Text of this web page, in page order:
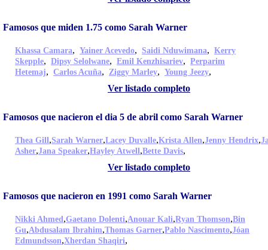
Famosos que miden 1.75 como Sarah Warner
Khassa Camara, Yainer Acevedo, Saidi Nduwimana, Kerry
Skepple, Dipsy Selolwane, Emil Kenzhisariev, Perparim
Hetemaj, Carlos Acuña, Ziggy Marley, Young Jeezy,
Ver listado completo
Famosos que nacieron el dia 5 de abril como Sarah Warner
Thea Gill,Sarah Warner,Lacey Duvalle,Krista Allen,Jenny Hendrix,
Asher,Jana Speaker,Hayley Atwell,Bette Davis,
Ver listado completo
Famosos que nacieron en 1991 como Sarah Warner
Nikki Ahmed,Gaetano Dolenti,Anouar Kali,Ryan Thomson,Bin
Gu,Abdusalam Ibrahim,Thomas Garner,Pablo Nascimento,Jóan
Edmundsson,Xherdan Shaqiri,